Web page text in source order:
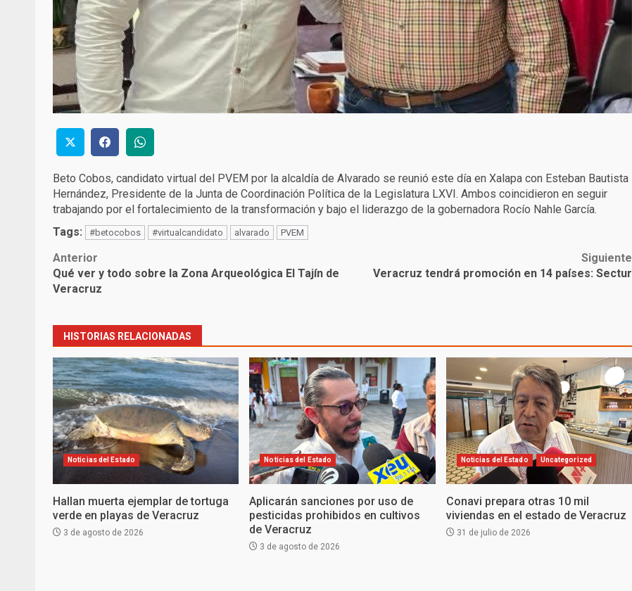
Beto Cobos, candidato virtual del PVEM por la alcaldía de Alvarado se reunió este día en Xalapa con Esteban Bautista
Hernández, Presidente de la Junta de Coordinación Política de la Legislatura LXVI. Ambos coincidieron en seguir
trabajando por el fortalecimiento de la transformación y bajo el liderazgo de la gobernadora Rocío Nahle García.
Tags:
#betocobos #virtualcandidato alvarado PVEM
Post
navigation
Anterior
Qué ver y todo sobre la Zona Arqueológica El Tajín de
Veracruz
Siguiente
Veracruz tendrá promoción en 14 países: Sectur
HISTORIAS RELACIONADAS
Noticias del Estado
Hallan muerta ejemplar de tortuga
verde en playas de Veracruz
3 de agosto de 2026
Noticias del Estado
Aplicarán sanciones por uso de
pesticidas prohibidos en cultivos
de Veracruz
3 de agosto de 2026
Noticias del Estado Uncategorized
Conavi prepara otras 10 mil
viviendas en el estado de Veracruz
31 de julio de 2026